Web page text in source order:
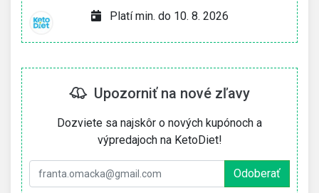
Platí min. do 10. 8. 2026
Upozorniť na nové zľavy
Dozviete sa najskôr o nových kupónoch a
výpredajoch na KetoDiet!